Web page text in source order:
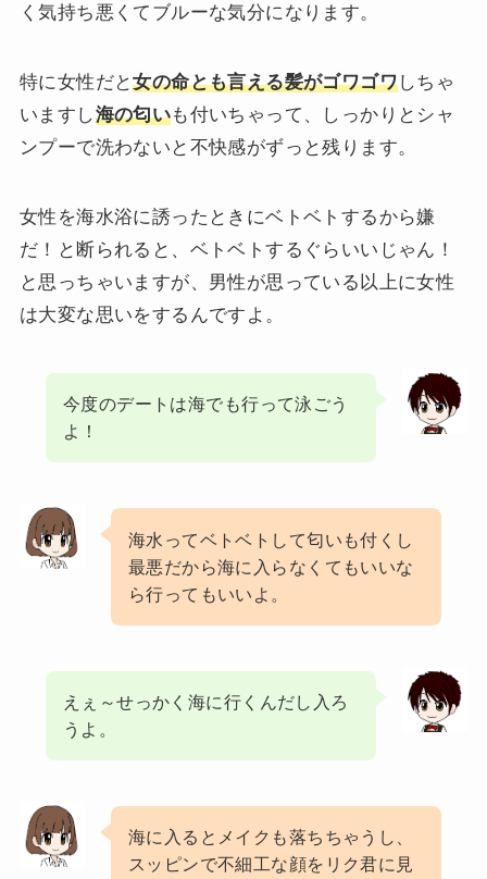
く気持ち悪くてブルーな気分になります。
特に女性だと女の命とも言える髪がゴワゴワしちゃ
いますし海の匂いも付いちゃって、しっかりとシャ
ンプーで洗わないと不快感がずっと残ります。
女性を海水浴に誘ったときにベトベトするから嫌
だ！と断られると、ベトベトするぐらいいじゃん！
と思っちゃいますが、男性が思っている以上に女性
は大変な思いをするんですよ。
今度のデートは海でも行って泳ごう
よ！
海水ってベトベトして匂いも付くし
最悪だから海に入らなくてもいいな
ら行ってもいいよ。
えぇ～せっかく海に行くんだし入ろ
うよ。
海に入るとメイクも落ちちゃうし、
スッピンで不細工な顔をリク君に見